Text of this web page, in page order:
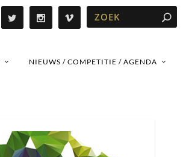
NIEUWS / COMPETITIE / AGENDA